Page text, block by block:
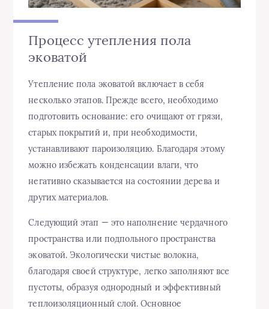
Процесс утепления пола
эковатой
Утепление пола эковатой включает в себя
несколько этапов. Прежде всего, необходимо
подготовить основание: его очищают от грязи,
старых покрытий и, при необходимости,
устанавливают пароизоляцию. Благодаря этому
можно избежать конденсации влаги, что
негативно сказывается на состоянии дерева и
других материалов.
Следующий этап — это наполнение чердачного
пространства или подпольного пространства
эковатой. Экологически чистые волокна,
благодаря своей структуре, легко заполняют все
пустоты, образуя однородный и эффективный
теплоизоляционный слой. Основное